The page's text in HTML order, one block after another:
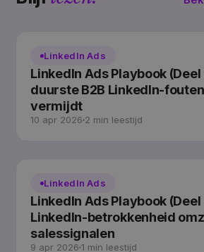
LinkedIn Ads
LinkedIn Ads Playbook (Deel
duurste B2B LinkedIn-
vermijdt
10 apr 2026 2 min leestijd
LinkedIn Ads
LinkedIn Ads Playbook (Deel
LinkedIn-betrokkenheid
salessignalen
9 apr 20261 min leestijd